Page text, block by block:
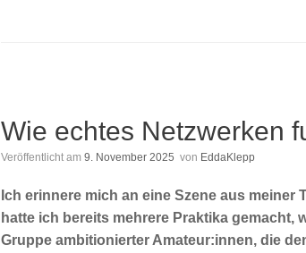
Wie echtes Netzwerken
Veröffentlicht am 9. November 2025 von EddaKlepp
Ich erinnere mich an eine Szene aus
hatte ich bereits mehrere Praktika gemacht,
Gruppe ambitionierter Amateur:innen, die